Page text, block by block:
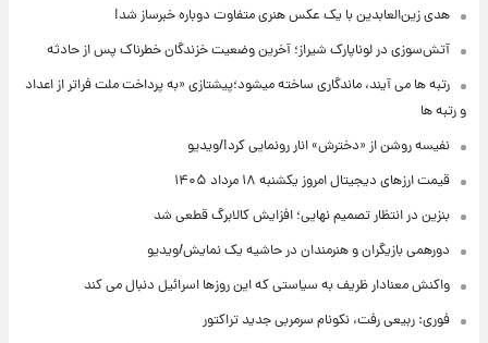
هدی زین‌العابدین با یک عکس هنری متفاوت دوباره خبرساز شد!
آتش‌سوزی در لوناپارک شیراز؛ آخرین وضعیت خزندگان خطرناک پس از حادثه
رتبه ها می آیند، ماندگاری ساخته میشود؛پیشتازی «به پرداخت ملت فراتر از اعداد
و رتبه ها
نفیسه روشن از «دخترش» انار رونمایی کرد!/ویدیو
قیمت ارزهای دیجیتال امروز یکشنبه ۱۸ مرداد ۱۴۰۵
بنزین در انتظار تصمیم نهایی؛ افزایش کالابرگ قطعی شد
دورهمی بازیگران و هنرمندان در حاشیه یک نمایش/ویدیو
واکنش معنادار ظریف به سیاستی که این روزها اسرائیل دنبال می کند
فوری: ربیعی رفت، نکونام سرمربی جدید تراکتور